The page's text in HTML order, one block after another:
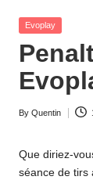
Posted
Evoplay
Posted
By Quentin
Que diriez-
séance de tirs